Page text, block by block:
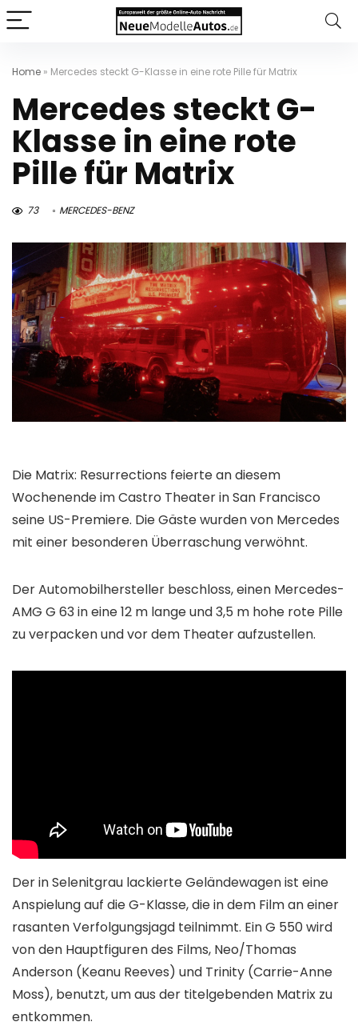
Home » Mercedes steckt G-Klasse in eine rote Pille für Matrix
Mercedes steckt G-
Klasse in eine rote
Pille für Matrix
73 MERCEDES-BENZ
Die Matrix: Resurrections feierte an diesem
Wochenende im Castro Theater in San Francisco
seine US-Premiere. Die Gäste wurden von Mercedes
mit einer besonderen Überraschung verwöhnt.
Der Automobilhersteller beschloss, einen Mercedes-
AMG G 63 in eine 12 m lange und 3,5 m hohe rote Pille
zu verpacken und vor dem Theater aufzustellen.
Der in Selenitgrau lackierte Geländewagen ist eine
Anspielung auf die G-Klasse, die in dem Film an einer
rasanten Verfolgungsjagd teilnimmt. Ein G 550 wird
von den Hauptfiguren des Films, Neo/Thomas
Anderson (Keanu Reeves) und Trinity (Carrie-Anne
Moss), benutzt, um aus der titelgebenden Matrix zu
entkommen.